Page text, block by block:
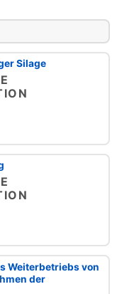
Silage
Weiterbetriebs von
der